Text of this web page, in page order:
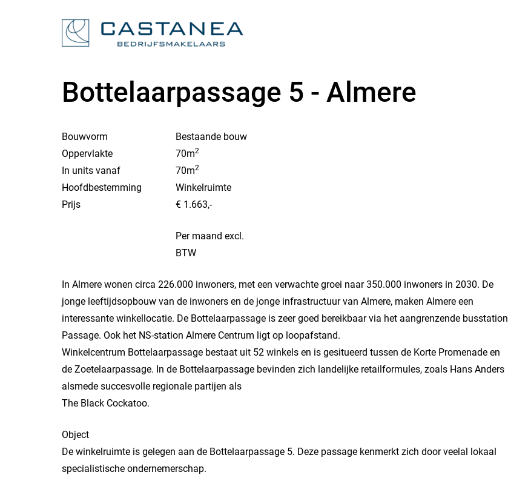
Bottelaarpassage 5 - Almere
Bouwvorm
Bestaande bouw
Oppervlakte
70m2
In units vanaf 70m2
Hoofdbestemming
Winkelruimte
Prijs
€ 1.663,-
Per maand excl.
BTW
In Almere wonen circa 226.000 inwoners, met een verwachte groei naar 350.000 inwoners in 2030. De
jonge leeftijdsopbouw van de inwoners en de jonge infrastructuur van Almere, maken Almere een
interessante winkellocatie. De Bottelaarpassage is zeer goed bereikbaar via het aangrenzende busstation
Passage. Ook het NS-station Almere Centrum ligt op loopafstand.
Winkelcentrum Bottelaarpassage bestaat uit 52 winkels en is gesitueerd tussen de Korte Promenade en
de Zoetelaarpassage. In de Bottelaarpassage bevinden zich landelijke retailformules, zoals Hans Anders
alsmede succesvolle regionale partijen als
The Black Cockatoo.
Object
De winkelruimte is gelegen aan de Bottelaarpassage 5. Deze passage kenmerkt zich door veelal lokaal
specialistische ondernemerschap.